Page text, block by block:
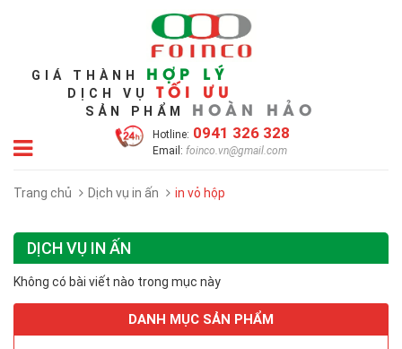
GIÁ THÀNH HỢP LÝ
DỊCH VỤ TỐI ƯU
SẢN PHẨM HOÀN HẢO
Hotline: 0941 326 328
Email: foinco.vn@gmail.com
Trang chủ Dịch vụ in ấn in vỏ hộp
DỊCH VỤ IN ẤN
Không có bài viết nào trong mục này
DANH MỤC SẢN PHẨM